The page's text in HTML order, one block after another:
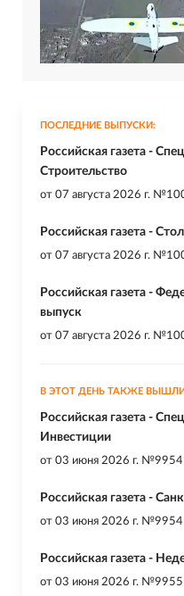
ПОСЛЕДНИЕ ВЫПУСКИ:
Российская газета -
Строительство
от 07 августа 2026 г.
Российская газета -
от 07 августа 2026 г.
Российская газета -
выпуск
от 07 августа 2026 г.
В ЭТОТ ДЕНЬ ТАКЖЕ
Российская газета -
Инвестиции
от 03 июня 2026 г. №9954
Российская газета -
от 03 июня 2026 г. №9954
Российская газета -
от 03 июня 2026 г. №9955